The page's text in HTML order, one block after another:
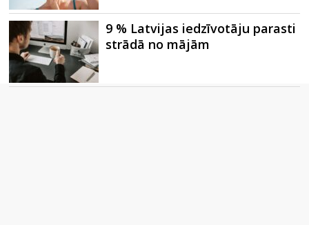
9 % Latvijas iedzīvotāju parasti
strādā no mājām